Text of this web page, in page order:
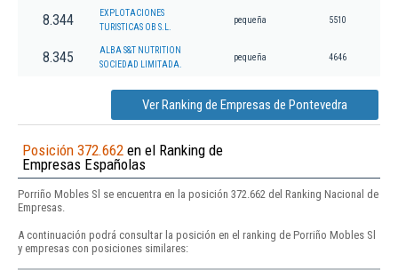
8.344
EXPLOTACIONES
TURISTICAS OB S.L.
pequeña 5510
8.345
ALBA S&T NUTRITION
SOCIEDAD LIMITADA.
pequeña 4646
Ver Ranking de Empresas de Pontevedra
Posición 372.662 en el Ranking de
Empresas Españolas
Porriño Mobles Sl se encuentra en la posición 372.662 del Ranking Nacional de
Empresas.
A continuación podrá consultar la posición en el ranking de Porriño Mobles Sl
y empresas con posiciones similares: